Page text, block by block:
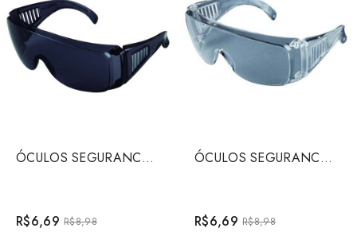
ÓCULOS SEGURANCA WK4 CINZA
R$6,69 R$8,98
ÓCULOS SEGURANCA WK4 INCOLOR
R$6,69 R$8,98